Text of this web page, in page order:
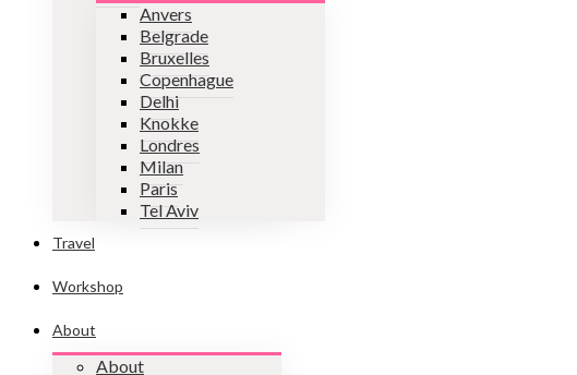
Anvers
Belgrade
Bruxelles
Copenhague
Delhi
Knokke
Londres
Milan
Paris
Tel Aviv
Travel
Workshop
About
About